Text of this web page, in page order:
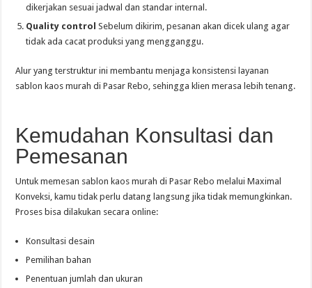
dikerjakan sesuai jadwal dan standar internal.
Quality control Sebelum dikirim, pesanan akan dicek ulang agar
tidak ada cacat produksi yang mengganggu.
Alur yang terstruktur ini membantu menjaga konsistensi layanan
sablon kaos murah di Pasar Rebo, sehingga klien merasa lebih tenang.
Kemudahan Konsultasi dan
Pemesanan
Untuk memesan sablon kaos murah di Pasar Rebo melalui Maximal
Konveksi, kamu tidak perlu datang langsung jika tidak memungkinkan.
Proses bisa dilakukan secara online:
Konsultasi desain
Pemilihan bahan
Penentuan jumlah dan ukuran